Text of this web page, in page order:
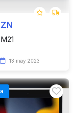
13 may 2023